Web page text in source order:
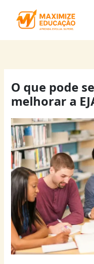
O que pode
melhorar a